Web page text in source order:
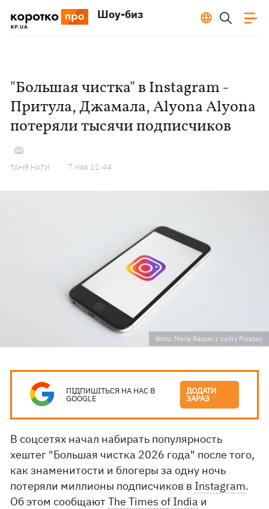
Шоу-биз
"Большая чистка" в Instagram -
Притула, Джамала, Alyona Alyona
потеряли тысячи подписчиков
ТАНЯ НАТИ 7 мая 11:44
Фото: Maria Raquel з сайту Pixabay
ПІДПИШІТЬСЯ НА НАС В
GOOGLE
ДОДАТИ
ЗАРАЗ
В соцсетях начал набирать популярность
хештег "Большая чистка 2026 года" после того,
как знаменитости и блогеры за одну ночь
потеряли миллионы подписчиков в Instagram.
Об этом сообщаютThe Times of India и